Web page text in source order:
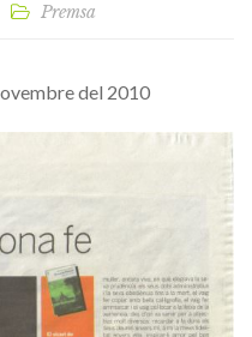
Premsa
del 2010